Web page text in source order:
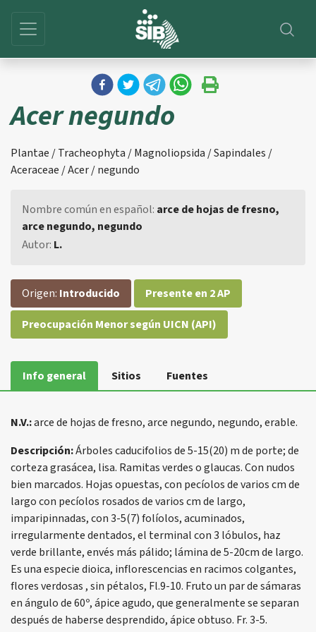
Acer negundo
Plantae / Tracheophyta / Magnoliopsida / Sapindales /
Aceraceae / Acer / negundo
Nombre común en español: arce de hojas de fresno,
arce negundo, negundo
Autor: L.
Origen: Introducido
Presente en 2 AP
Preocupación Menor según UICN (API)
Info general Sitios Fuentes
N.V.:arce de hojas de fresno, arce negundo, negundo, erable.
Descripción:Árboles caducifolios de 5-15(20) m de porte; de
corteza grasácea, lisa. Ramitas verdes o glaucas. Con nudos
bien marcados. Hojas opuestas, con pecíolos de varios cm de
largo con pecíolos rosados de varios cm de largo,
imparipinnadas, con 3-5(7) folíolos, acuminados,
irregularmente dentados, el terminal con 3 lóbulos, haz
verde brillante, envés más pálido; lámina de 5-20cm de largo.
Es una especie dioica, inflorescencias en racimos colgantes,
flores verdosas , sin pétalos, Fl.9-10. Fruto un par de sámaras
en ángulo de 60º, ápice agudo, que generalmente se separan
después de haberse desprendido, ápice obtuso. Fr. 3-5.